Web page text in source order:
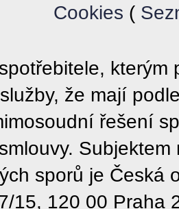
Cookies (
kterým
že mají
řešení
sporů je Česká
15, 120 00 Praha